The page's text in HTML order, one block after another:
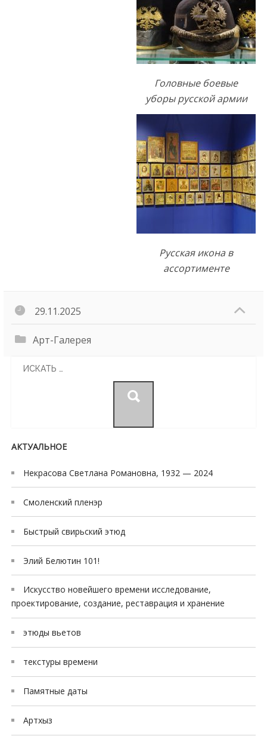
Головные боевые
уборы русской армии
Русская икона в
ассортименте
29.11.2025
Арт-Галерея
АКТУАЛЬНОЕ
Некрасова Светлана Романовна, 1932 — 2024
Смоленский пленэр
Быстрый свирьский этюд
Элий Белютин 101!
Искусство новейшего времени исследование,
проектирование, создание, реставрация и хранение
этюды вьетов
текстуры времени
Памятные даты
Артхыз